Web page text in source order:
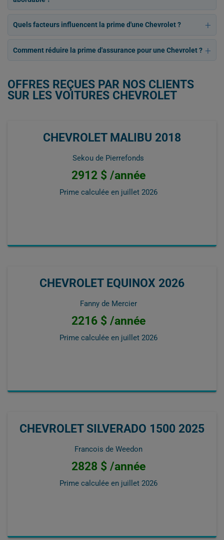
Quels facteurs influencent la prime d'une Chevrolet ?
Comment réduire la prime d'assurance pour une Chevrolet ?
OFFRES REÇUES PAR NOS CLIENTS
SUR LES VOITURES CHEVROLET
CHEVROLET MALIBU 2018
Sekou de Pierrefonds
2912 $ /année
Prime calculée en juillet 2026
CHEVROLET EQUINOX 2026
Fanny de Mercier
2216 $ /année
Prime calculée en juillet 2026
CHEVROLET SILVERADO 1500 2025
Francois de Weedon
2828 $ /année
Prime calculée en juillet 2026